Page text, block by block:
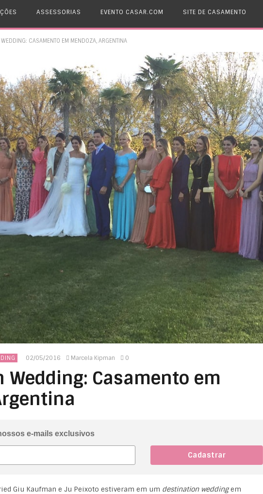
ASSESSORIAS EVENTO CASAR.COM SITE DE CASAMENTO
WEDDING: CASAMENTO EM MENDOZA, ARGENTINA
02/05/2016 Marcela Kipman 0
Wedding: Casamento em
e-mails exclusivos
Giu Kaufman e Ju Peixoto estiveram em um destination weddingem